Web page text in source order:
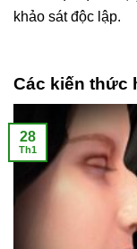
khảo sát độc lập.
Các kiến thức
28
Th1